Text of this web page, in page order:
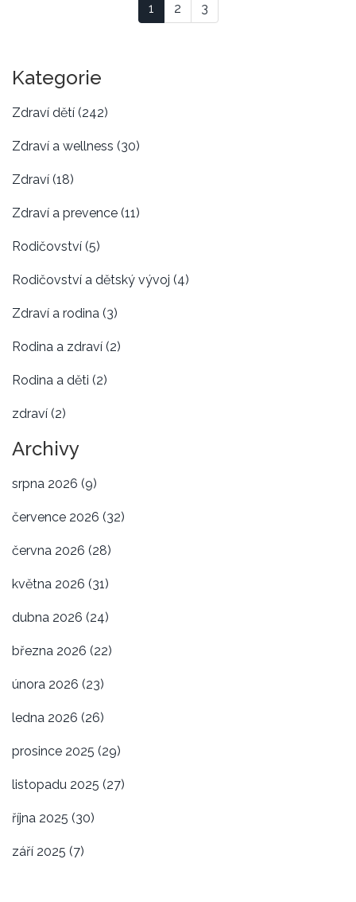
1 2 3
Kategorie
Zdraví dětí (242)
Zdraví a wellness (30)
Zdraví (18)
Zdraví a prevence (11)
Rodičovství (5)
Rodičovství a dětský vývoj (4)
Zdraví a rodina (3)
Rodina a zdraví (2)
Rodina a děti (2)
zdraví (2)
Archivy
srpna 2026 (9)
července 2026 (32)
června 2026 (28)
května 2026 (31)
dubna 2026 (24)
března 2026 (22)
února 2026 (23)
ledna 2026 (26)
prosince 2025 (29)
listopadu 2025 (27)
října 2025 (30)
září 2025 (7)